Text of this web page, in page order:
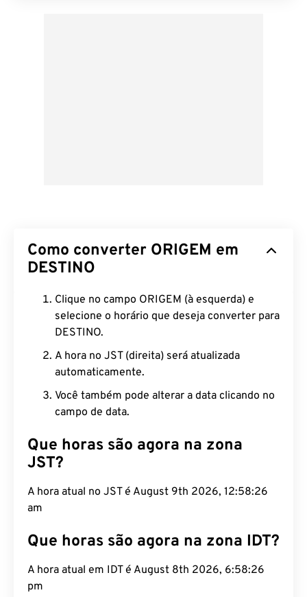
Como converter ORIGEM em
DESTINO
Clique no campo ORIGEM (à esquerda) e
selecione o horário que deseja converter para
DESTINO.
A hora no JST (direita) será atualizada
automaticamente.
Você também pode alterar a data clicando no
campo de data.
Que horas são agora na zona
JST?
A hora atual no JST é August 9th 2026, 12:58:27
am
Que horas são agora na zona IDT?
A hora atual em IDT é August 8th 2026, 6:58:27
pm